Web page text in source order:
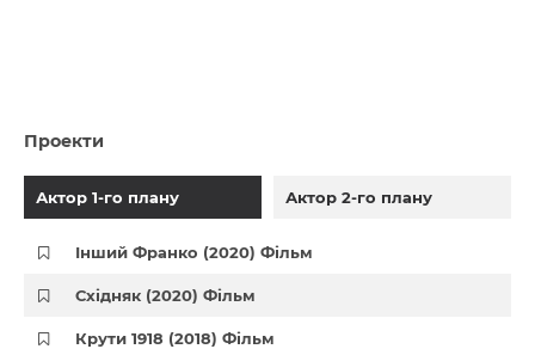
Проекти
Актор 1-го плану Актор 2-го плану
Інший Франко (2020) Фільм
Східняк (2020) Фільм
Крути 1918 (2018) Фільм